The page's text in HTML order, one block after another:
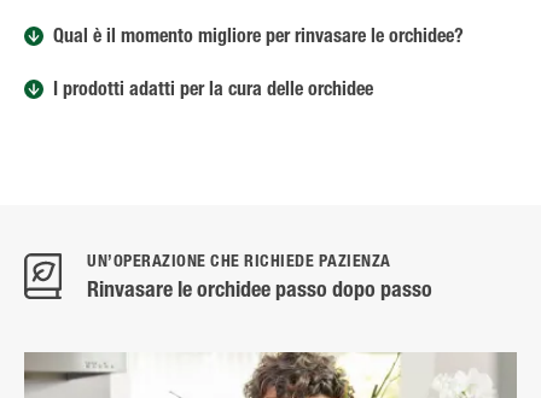
Qual è il momento migliore per rinvasare le orchidee?
I prodotti adatti per la cura delle orchidee
UN’OPERAZIONE CHE RICHIEDE PAZIENZA
Rinvasare le orchidee passo dopo passo